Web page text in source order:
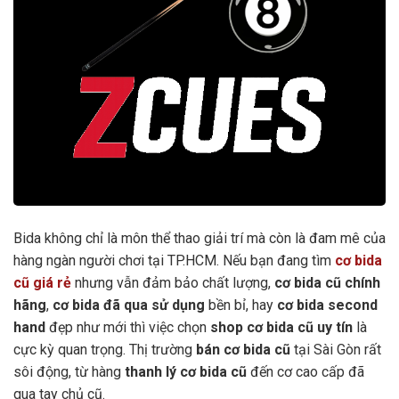
Bida không chỉ là môn thể thao giải trí mà còn là đam mê của
hàng ngàn người chơi tại TP.HCM. Nếu bạn đang tìm cơ bida
cũ giá rẻ nhưng vẫn đảm bảo chất lượng, cơ bida cũ chính
hãng, cơ bida đã qua sử dụng bền bỉ, hay cơ bida second
hand đẹp như mới thì việc chọn shop cơ bida cũ uy tín là
cực kỳ quan trọng. Thị trường bán cơ bida cũ tại Sài Gòn rất
sôi động, từ hàng thanh lý cơ bida cũ đến cơ cao cấp đã
qua tay chủ cũ.